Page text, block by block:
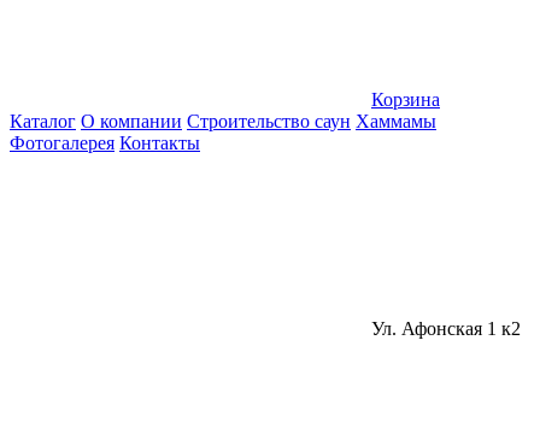
Корзина
Каталог О компании Строительство саун Хаммамы
Фотогалерея Контакты
Ул. Афонская 1 к2